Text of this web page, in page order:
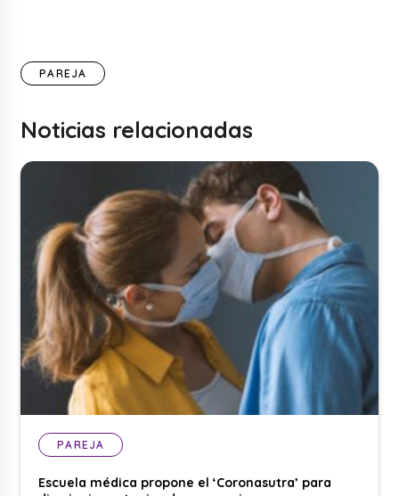
PAREJA
Noticias relacionadas
PAREJA
Escuela médica propone el ‘Coronasutra’ para